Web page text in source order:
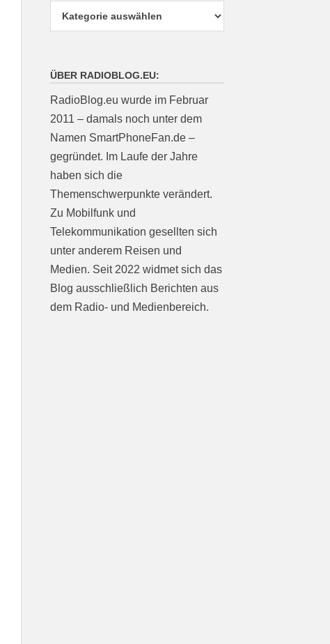
ÜBER RADIOBLOG.EU:
RadioBlog.eu wurde im Februar
2011 – damals noch unter dem
Namen SmartPhoneFan.de –
gegründet. Im Laufe der Jahre
haben sich die
Themenschwerpunkte verändert.
Zu Mobilfunk und
Telekommunikation gesellten sich
unter anderem Reisen und
Medien. Seit 2022 widmet sich das
Blog ausschließlich Berichten aus
dem Radio- und Medienbereich.